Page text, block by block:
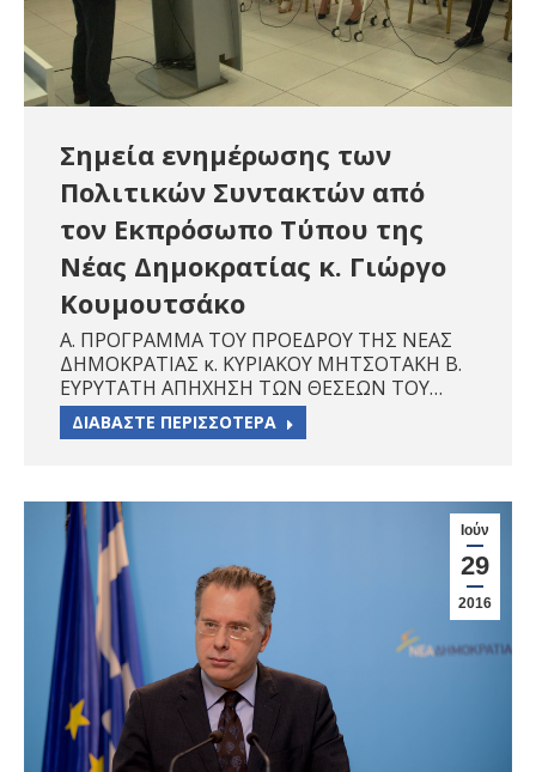
Σημεία ενημέρωσης των
Πολιτικών Συντακτών από
τον Εκπρόσωπο Τύπου της
Νέας Δημοκρατίας κ. Γιώργο
Κουμουτσάκο
Α. ΠΡΟΓΡΑΜΜΑ ΤΟΥ ΠΡΟΕΔΡΟΥ ΤΗΣ ΝΕΑΣ
ΔΗΜΟΚΡΑΤΙΑΣ κ. ΚΥΡΙΑΚΟΥ ΜΗΤΣΟΤΑΚΗ Β.
ΕΥΡΥΤΑΤΗ ΑΠΗΧΗΣΗ ΤΩΝ ΘΕΣΕΩΝ ΤΟΥ…
ΔΙΑΒΑΣΤΕ ΠΕΡΙΣΣΟΤΕΡΑ
Ιούν
29
2016